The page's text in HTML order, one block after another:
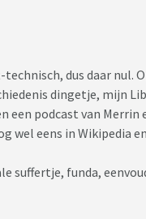
dus daar nul.
dingetje, mijn
podcast van Merrin
wel eens in Wikipedia
suffertje, funda,